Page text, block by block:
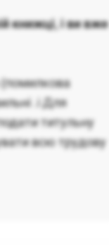
книжці, і ви вже
(помилкова
.і Для
титульну
всю трудову